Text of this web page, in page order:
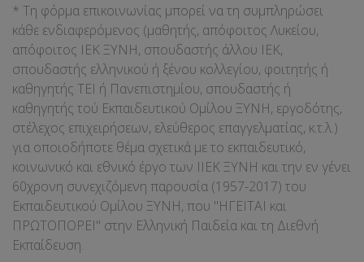
* Τη φόρμα επικοινωνίας μπορεί να τη συμπληρώσει
κάθε ενδιαφερόμενος (μαθητής, απόφοιτος Λυκείου,
απόφοιτος ΙΕΚ ΞΥΝΗ, σπουδαστής άλλου ΙΕΚ,
σπουδαστής ελληνικού ή ξένου κολλεγίου, φοιτητής ή
καθηγητής ΤΕΙ ή Πανεπιστημίου, σπουδαστής ή
καθηγητής τού Εκπαιδευτικού Ομίλου ΞΥΝΗ, εργοδότης,
στέλεχος επιχειρήσεων, ελεύθερος επαγγελματίας, κ.τ.λ.)
για οποιοδήποτε θέμα σχετικά με το εκπαιδευτικό,
κοινωνικό και εθνικό έργο των ΙΙΕΚ ΞΥΝΗ και την εν γένει
60χρονη συνεχιζόμενη παρουσία (1957-2017) του
Εκπαιδευτικού Ομίλου ΞΥΝΗ, που "ΗΓΕΙΤΑΙ και
ΠΡΩΤΟΠΟΡΕΙ" στην Ελληνική Παιδεία και τη Διεθνή
Εκπαίδευση.